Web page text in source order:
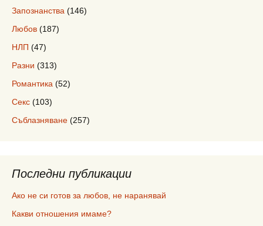
Запознанства (146)
Любов (187)
НЛП (47)
Разни (313)
Романтика (52)
Секс (103)
Съблазняване (257)
Последни публикации
Ако не си готов за любов, не наранявай
Какви отношения имаме?